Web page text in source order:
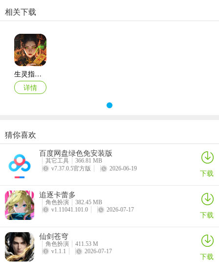
相关下载
生灵指路游戏
详情
猜你喜欢
百度网盘绿色免安装版
其它工具
366.81 MB
v7.37.0.5官方版
2026-06-19 下载
追逐卡蕾多
角色扮演
382.45 MB
v1.11041.101.0
2026-07-17 下载
仙剑苍穹
角色扮演
411.53 M
v1.1.1
2026-07-17 下载